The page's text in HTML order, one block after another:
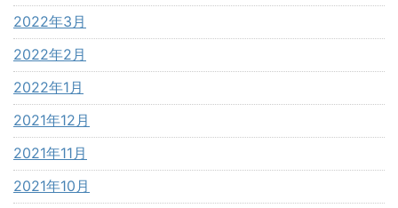
2022年3月
2022年2月
2022年1月
2021年12月
2021年11月
2021年10月